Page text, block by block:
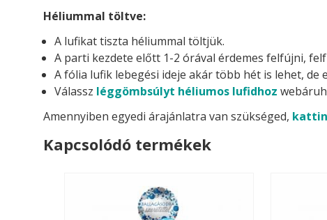
Héliummal töltve:
A lufikat tiszta héliummal töltjük.
A parti kezdete előtt 1-2 órával érdemes felfújni,
A fólia lufik lebegési ideje akár több hét is lehet,
Válassz léggömbsúlyt héliumos lufidhoz
Amennyiben egyedi árajánlatra van szükséged,
Kapcsolódó termékek